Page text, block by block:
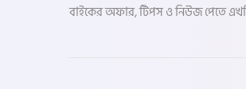
জারা (Zaara)
বাইকের অফার, টিপস ও নিউজ পেতে